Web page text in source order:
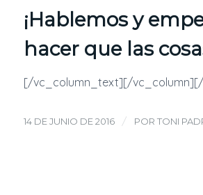
¡Hablemosy
hacer que las
[/vc_column_text][/
14 DE JUNIO DE 2016 / POR TONI